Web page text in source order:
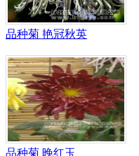
品种菊 艳冠秋英
品种菊 晚红玉